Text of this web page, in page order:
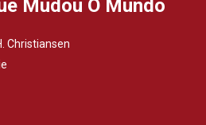
Mudou O Mundo
Christiansen